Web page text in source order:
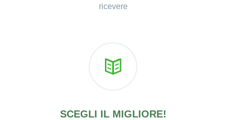
ricevere
SCEGLI IL MIGLIORE!